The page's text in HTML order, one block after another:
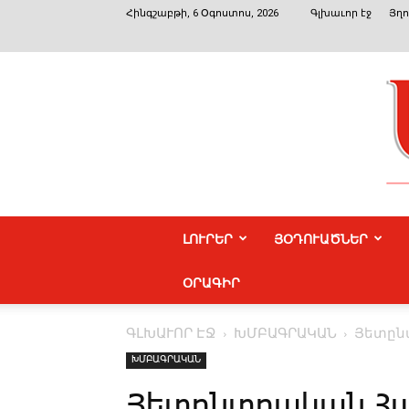
Հինգշաբթի, 6 Օգոստոս, 2026 Գլխաւոր էջ
ԼՈՒՐԵՐ ՅՕԴՈՒԱԾՆԵՐ
ՕՐԱԳԻՐ
ԳԼԽԱՒՈՐ ԷՋ ԽՄԲԱԳՐԱԿԱՆ
ԽՄԲԱԳՐԱԿԱՆ